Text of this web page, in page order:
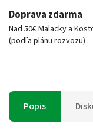
Doprava zdarma
Nad 50€ Malacky a
(podľa plánu rozvozu)
Popis